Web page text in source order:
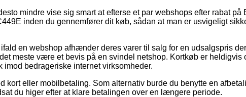
mindre vise sig smart at efterse et par webshops efter rabat på
inden du gennemfører dit køb, sådan at man er usvigeligt
en webshop afhænder deres varer til salg for en udsalgspris
meste være et bevis på en svindel netshop. Kortkøb er heldigvis
bedrageriske internet virksomheder.
kort eller mobilbetaling. Som alternativ burde du benytte en
du higer efter at klare betalingen over en længere periode.